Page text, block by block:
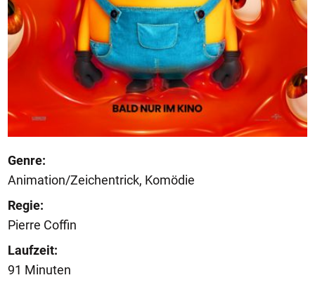
Genre:
Animation/Zeichentrick, Komödie
Regie:
Pierre Coffin
Laufzeit:
91 Minuten